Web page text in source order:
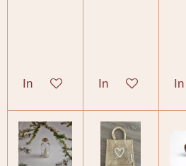
In winkelwagenIn winkelwagen